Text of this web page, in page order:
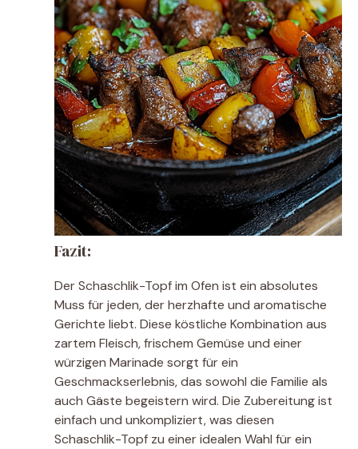
Fazit:
Der Schaschlik-Topf im Ofen ist ein absolutes
Muss für jeden, der herzhafte und aromatische
Gerichte liebt. Diese köstliche Kombination aus
zartem Fleisch, frischem Gemüse und einer
würzigen Marinade sorgt für ein
Geschmackserlebnis, das sowohl die Familie als
auch Gäste begeistern wird. Die Zubereitung ist
einfach und unkompliziert, was diesen
Schaschlik-Topf zu einer idealen Wahl für ein